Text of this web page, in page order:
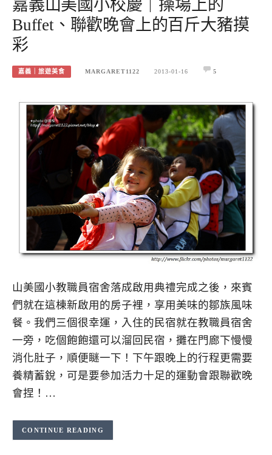
嘉義山美國小校慶｜操場上的
Buffet、聯歡晚會上的百斤大豬摸
彩
嘉義｜旅遊美食 MARGARET1122 2013-01-16 5
山美國小教職員宿舍落成啟用典禮完成之後，來賓
們就在這棟新啟用的房子裡，享用美味的鄒族風味
餐。我們三個很幸運，入住的民宿就在教職員宿舍
一旁，吃個飽飽還可以溜回民宿，攤在門廊下慢慢
消化肚子，順便瞇一下！下午跟晚上的行程更需要
養精蓄銳，可是要參加活力十足的運動會跟聯歡晚
會捏！…
CONTINUE READING